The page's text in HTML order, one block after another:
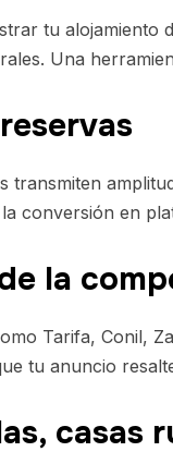
tu alojamiento
Una
transmiten
conversión en
la
Tarifa, Conil,
tu anuncio
casas